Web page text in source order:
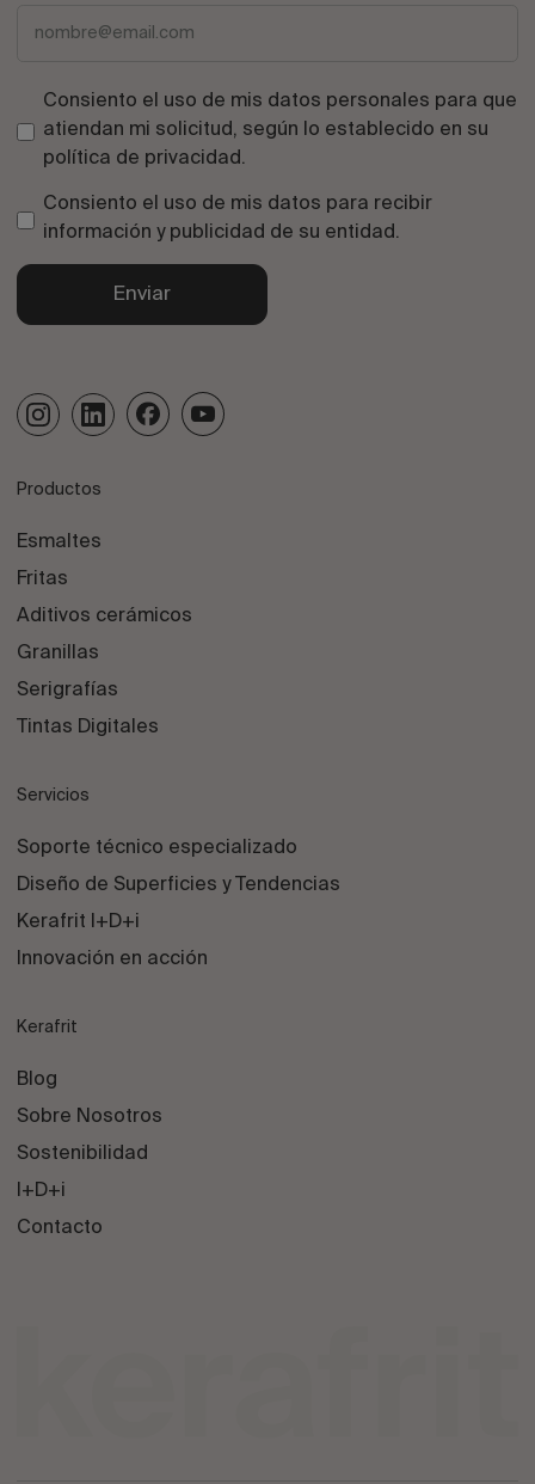
Consiento el uso de mis datos personales para que
atiendan mi solicitud, según lo establecido en su
política de privacidad.
Consiento el uso de mis datos para recibir
información y publicidad de su entidad.
Enviar
Productos
Esmaltes
Fritas
Aditivos cerámicos
Granillas
Serigrafías
Tintas Digitales
Servicios
Soporte técnico especializado
Diseño de Superficies y Tendencias
Kerafrit I+D+i
Innovación en acción
Kerafrit
Blog
Sobre Nosotros
Sostenibilidad
I+D+i
Contacto